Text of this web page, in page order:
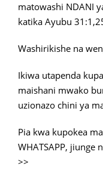
matowashi NDANI
katika Ayubu
Washirikishe na
Ikiwa utapenda
maishani mwako
uzionazo chini ya
Pia kwa kupokea
WHATSAPP, jiunge
>>